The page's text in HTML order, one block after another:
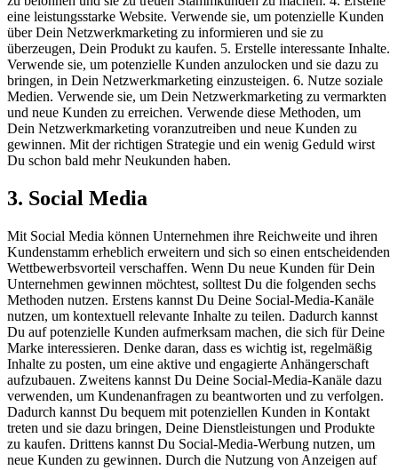
eine leistungsstarke Website. Verwende sie, um potenzielle Kunden
über Dein Netzwerkmarketing zu informieren und sie zu
überzeugen, Dein Produkt zu kaufen. 5. Erstelle interessante Inhalte.
Verwende sie, um potenzielle Kunden anzulocken und sie dazu zu
bringen, in Dein Netzwerkmarketing einzusteigen. 6. Nutze soziale
Medien. Verwende sie, um Dein Netzwerkmarketing zu vermarkten
und neue Kunden zu erreichen. Verwende diese Methoden, um
Dein Netzwerkmarketing voranzutreiben und neue Kunden zu
gewinnen. Mit der richtigen Strategie und ein wenig Geduld wirst
Du schon bald mehr Neukunden haben.
3. Social Media
Mit Social Media können Unternehmen ihre Reichweite und ihren
Kundenstamm erheblich erweitern und sich so einen entscheidenden
Wettbewerbsvorteil verschaffen. Wenn Du neue Kunden für Dein
Unternehmen gewinnen möchtest, solltest Du die folgenden sechs
Methoden nutzen. Erstens kannst Du Deine Social-Media-Kanäle
nutzen, um kontextuell relevante Inhalte zu teilen. Dadurch kannst
Du auf potenzielle Kunden aufmerksam machen, die sich für Deine
Marke interessieren. Denke daran, dass es wichtig ist, regelmäßig
Inhalte zu posten, um eine aktive und engagierte Anhängerschaft
aufzubauen. Zweitens kannst Du Deine Social-Media-Kanäle dazu
verwenden, um Kundenanfragen zu beantworten und zu verfolgen.
Dadurch kannst Du bequem mit potenziellen Kunden in Kontakt
treten und sie dazu bringen, Deine Dienstleistungen und Produkte
zu kaufen. Drittens kannst Du Social-Media-Werbung nutzen, um
neue Kunden zu gewinnen. Durch die Nutzung von Anzeigen auf